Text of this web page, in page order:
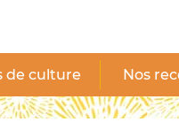
de culture Nos